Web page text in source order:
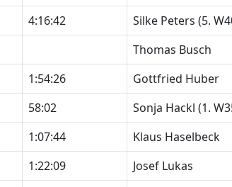
4:16:42
Silke Peters (5.
Thomas Busch
1:54:26
Gottfried Huber
58:02
Sonja Hackl (1.
1:07:44
Klaus Haselbeck
1:22:09
Josef Lukas